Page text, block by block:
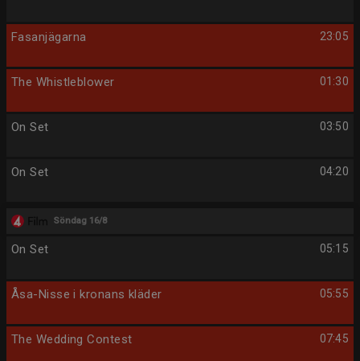
23:05
Fasanjägarna
01:30
The Whistleblower
03:50
On Set
04:20
On Set
Söndag 16/8
05:15
On Set
05:55
Åsa-Nisse i kronans kläder
07:45
The Wedding Contest